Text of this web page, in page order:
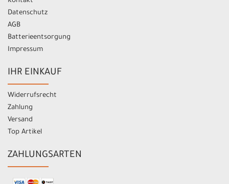
Datenschutz
AGB
Batterieentsorgung
Impressum
IHR EINKAUF
Widerrufsrecht
Zahlung
Versand
Top Artikel
ZAHLUNGSARTEN